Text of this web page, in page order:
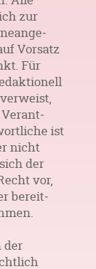
zur
Vor­satz
Für
Verant­
ist
nicht
der
vor,
bereit­
der